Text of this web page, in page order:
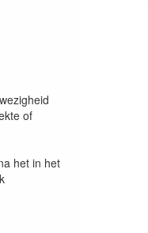
of
het in het